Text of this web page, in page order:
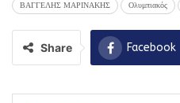
ΒΑΓΓΕΛΗΣ ΜΑΡΙΝΑΚΗΣ Ολυμπιακός
Share Facebook